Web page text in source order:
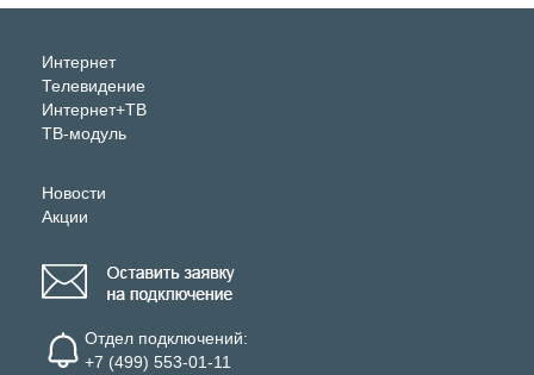
Интернет
Телевидение
Интернет+ТВ
ТВ-модуль
Новости
Акции
Отдел подключений:
+7 (499) 553-01-11